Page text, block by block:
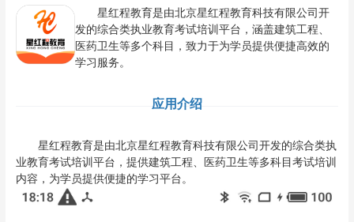
星红程教育是由北京星红程教育科技有限公司开
发的综合类执业教育考试培训平台，涵盖建筑工程、
医药卫生等多个科目，致力于为学员提供便捷高效的
学习服务。
应用介绍
星红程教育是由北京星红程教育科技有限公司开发的综合类执
业教育考试培训平台，提供建筑工程、医药卫生等多科目考试培训
内容，为学员提供便捷的学习平台。